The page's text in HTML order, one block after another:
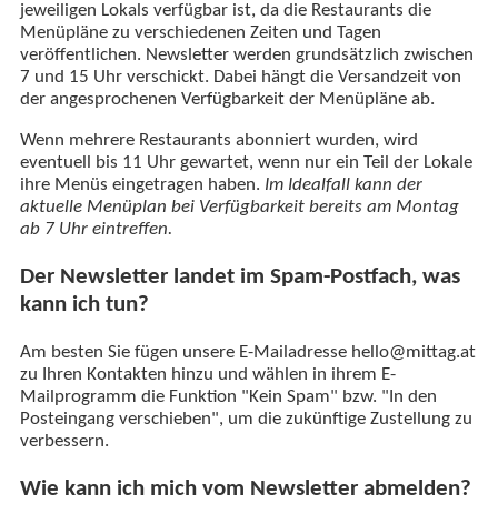
jeweiligen Lokals verfügbar ist, da die Restaurants die
Menüpläne zu verschiedenen Zeiten und Tagen
veröffentlichen. Newsletter werden grundsätzlich zwischen
7 und 15 Uhr verschickt. Dabei hängt die Versandzeit von
der angesprochenen Verfügbarkeit der Menüpläne ab.
Wenn mehrere Restaurants abonniert wurden, wird
eventuell bis 11 Uhr gewartet, wenn nur ein Teil der Lokale
ihre Menüs eingetragen haben. Im Idealfall kann der
aktuelle Menüplan bei Verfügbarkeit bereits am Montag
ab 7 Uhr eintreffen.
Der Newsletter landet im Spam-Postfach, was
kann ich tun?
Am besten Sie fügen unsere E-Mailadresse hello@mittag.at
zu Ihren Kontakten hinzu und wählen in ihrem E-
Mailprogramm die Funktion "Kein Spam" bzw. "In den
Posteingang verschieben", um die zukünftige Zustellung zu
verbessern.
Wie kann ich mich vom Newsletter abmelden?